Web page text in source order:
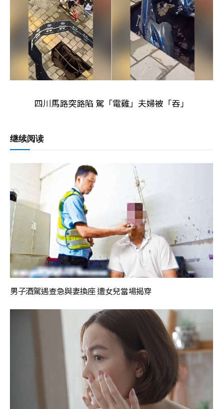
四川馬路突路陷 駕「電雞」夫婦被「吞」
继续阅读
男子酒駕遇查急與妻換座 遭女兒當場揭穿